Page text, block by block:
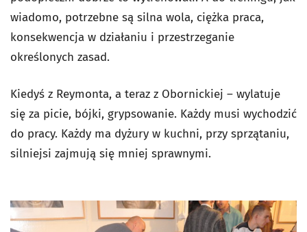
wiadomo, potrzebne są silna wola, ciężka praca,
konsekwencja w działaniu i przestrzeganie
określonych zasad.
Kiedyś z Reymonta, a teraz z Obornickiej – wylatuje
się za picie, bójki, grypsowanie. Każdy musi wychodzić
do pracy. Każdy ma dyżury w kuchni, przy sprzątaniu,
silniejsi zajmują się mniej sprawnymi.